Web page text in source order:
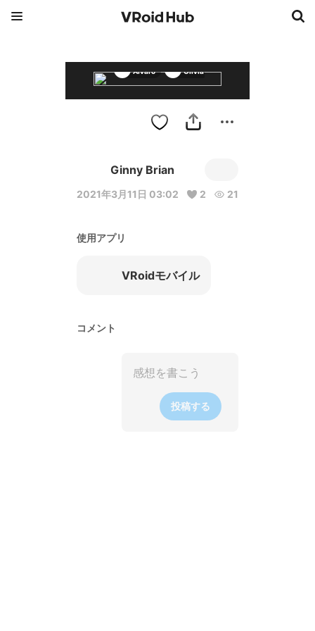
Alvaro Olivia
Ginny Brian
2021年3月11日 03:02 2 21
使用アプリ
VRoidモバイル
コメント
投稿する